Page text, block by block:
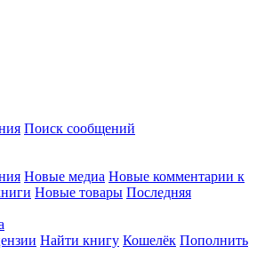
Поиск сообщений
Новые медиа Новые комментарии к
Новые товары Последняя
Найти книгу Кошелёк Пополнить